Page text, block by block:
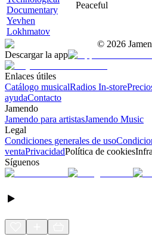
Documentary
Yevhen
Lokhmatov
Peaceful
© 2026
Descargar la app
Enlaces útiles
Catálogo musicalRadios In-store
ayudaContacto
Jamendo
Jamendo para artistasJamendo Music
Legal
Condiciones generales de uso
ventaPrivacidadPolítica de cookies
Síguenos